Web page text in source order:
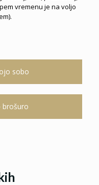
vremenu je na voljo
sobo
brošuro